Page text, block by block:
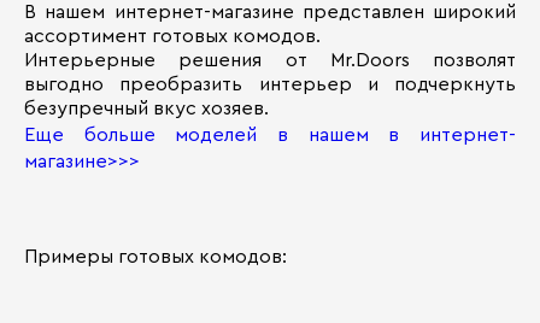
В нашем интернет-магазине представлен широкий
ассортимент готовых комодов.
Интерьерные решения от Mr.Doors позволят
выгодно преобразить интерьер и подчеркнуть
безупречный вкус хозяев.
Еще больше моделей в нашем в интернет-
магазине>>>
Примеры готовых комодов: